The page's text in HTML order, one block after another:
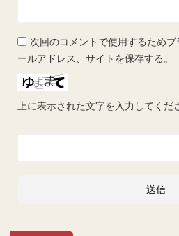
次回のコメントで使用するため
ールアドレス、サイトを保存する。
上に表示された文字を入力してくだ